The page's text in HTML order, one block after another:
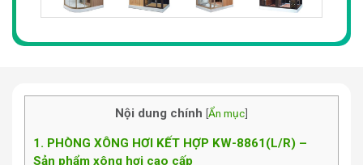
Nội dung chính [Ẩn mục]
1
PHÒNG XÔNG HƠI KẾT HỢP KW-8861(L/R) –
Sản phẩm xông hơi cao cấp